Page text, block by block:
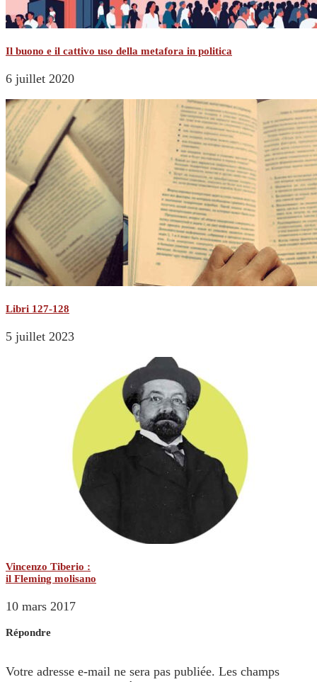
Il buono e il cattivo uso della metafora in politica
6 juillet 2020
Libri 127-128
5 juillet 2023
Vincenzo Tiberio :
il Fleming molisano
10 mars 2017
Répondre
Votre adresse e-mail ne sera pas publiée. Les champs